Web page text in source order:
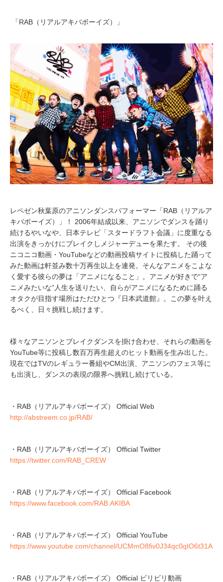
「RAB（リアルアキバボーイズ）」
レペゼン秋葉原のアニソンダンスパフォーマー「RAB（リアルア
キバボーイズ）」！ 2006年結成以来、アニソンでダンスを踊り
続けるやいなや、日本テレビ「スタードラフト会議」に度重なる
出演をきっかけにブレイクしメジャーデューを果たす。 その後
ニコニコ動画・YouTubeなどの動画投稿サイトに投稿した踊って
みた動画は軒並み数十万再生以上を連発。そんなアニメをこよな
く愛する彼らの夢は「アニメになること」。アニメが好きで“ア
ニメみたいな”人生を送りたい、自らがアニメになるために踊る
オタクが目指す場所はただひとつ『日本武道館』。この夢を叶え
るべく、日々挑戦し続けます。
様々なアニソンとブレイクダンスを掛け合わせ、それらの動画を
YouTube等に投稿し数百万再生超えのヒット動画を生み出した。
現在ではTVのレギュラー番組やCM出演、アニソンのフェス等に
も出演し、ダンスの表現の限界へ挑戦し続けている。
・RAB（リアルアキバボーイズ） Official Web
http://abstreem.co.jp/RAB/
・RAB（リアルアキバボーイズ） Official Twitter
https://twitter.com/RAB_CREW
・RAB（リアルアキバボーイズ） Official Facebook
https://www.facebook.com/RAB.AKIBA
・RAB（リアルアキバボーイズ） Official YouTube
https://www.youtube.com/channel/UCMmO8fiv0J34qc0qIO6t31A
・RAB（リアルアキバボーイズ） Official ビリビリ動画